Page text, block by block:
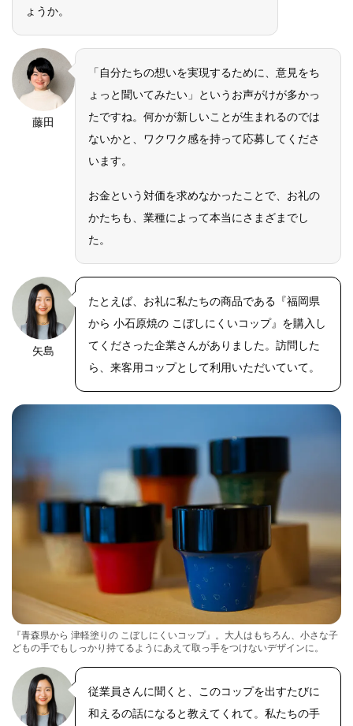
ょうか。
藤田
「自分たちの想いを実現するために、意見をち
ょっと聞いてみたい」というお声がけが多かっ
たですね。何かが新しいことが生まれるのでは
ないかと、ワクワク感を持って応募してくださ
います。
お金という対価を求めなかったことで、お礼の
かたちも、業種によって本当にさまざまでし
た。
矢島
たとえば、お礼に私たちの商品である『福岡県
から 小石原焼の こぼしにくいコップ』を購入し
てくださった企業さんがありました。訪問した
ら、来客用コップとして利用いただいていて。
『青森県から 津軽塗りの こぼしにくいコップ』。大人はもちろん、小さな子
どもの手でもしっかり持てるようにあえて取っ手をつけないデザインに。
従業員さんに聞くと、このコップを出すたびに
和えるの話になると教えてくれて。私たちの手